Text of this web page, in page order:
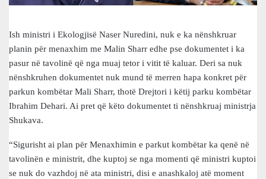
Ish ministri i Ekologjisë Naser Nuredini, nuk e ka nënshkruar
planin për menaxhim me Malin Sharr edhe pse dokumentet i ka
pasur në tavolinë që nga muaj tetor i vitit të kaluar. Deri sa nuk
nënshkruhen dokumentet nuk mund të merren hapa konkret për
parkun kombëtar Mali Sharr, thotë Drejtori i këtij parku kombëtar
Ibrahim Dehari. Ai pret që këto dokumentet ti nënshkruaj ministrja
Shukava.
“Sigurisht ai plan për Menaxhimin e parkut kombëtar ka qenë në
tavolinën e ministrit, dhe kuptoj se nga momenti që ministri kuptoi
se nuk do vazhdoj në ata ministri, disi e anashkaloj atë moment